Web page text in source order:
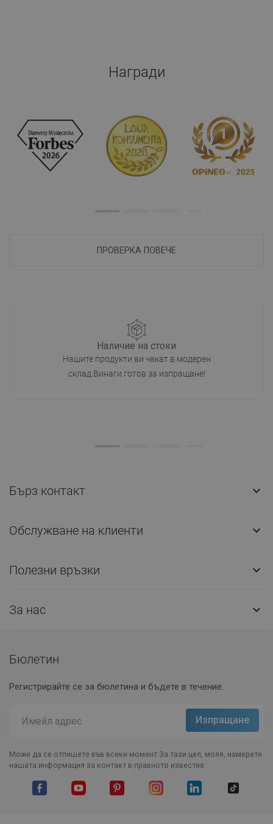
Награди
ПРОВЕРКА ПОВЕЧЕ
Наличие на стоки
Нашите продукти ви чакат в модерен
склад.Винаги готов за изпращане!
Бърз контакт 
Обслужване на клиенти 
Полезни връзки 
За нас 
Бюлетин
Регистрирайте се за бюлетина и бъдете в течение.
Може да се отпишете във всеки момент.За тази цел, моля, намерете
нашата информация за контакт в правното известие.